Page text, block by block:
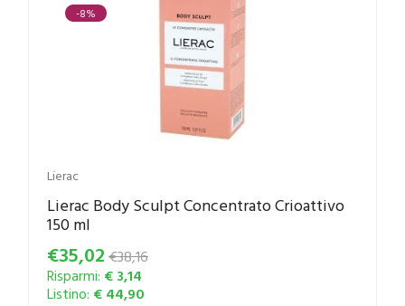
-8%
Lierac
Lierac Body Sculpt Concentrato Crioattivo
150 ml
€35,02 €38,16
Risparmi: € 3,14
Listino: € 44,90